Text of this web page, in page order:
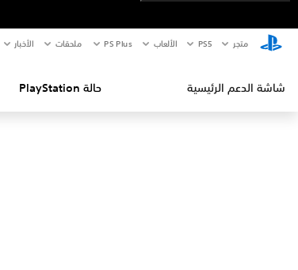
متجر PS5‏ الألعاب PS Plus ملحقات الأخبار
شاشة الدعم الرئيسية حالة PlayStation